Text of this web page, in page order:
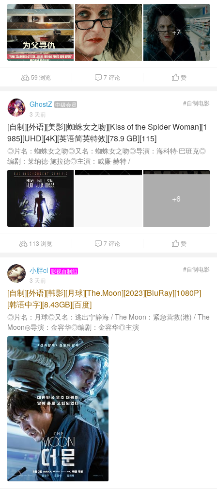
+7
59 浏览  7 评论 赞
GhostZ 中级会员
3 天前
#自制电影
[自制][外语][美影][蜘蛛女之吻][Kiss of the Spider Woman][1
985][UHD][4K][英语简英特效][78.9 GB][115]
◎片名：蜘蛛女之吻◎又名：蜘蛛女之吻◎导演：海科特·巴班克◎
编剧：莱纳德·施拉德◎主演：威廉·赫特 /
+6
 113 浏览  7 评论 赞
小胖cl 影视自制组
3 天前
#自制电影
[自制][外语][韩影][月球][The.Moon][2023][BluRay][1080P]
[韩语中字][8.43GB][百度]
◎片名：月球◎又名：逃出宁静海 / The Moon：紧急营救(港) / The
Moon◎导演：金容华◎编剧：金容华◎主演